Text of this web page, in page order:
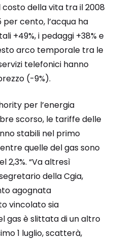
della vita tra il 2008
per cento, l’acqua ha
+49%, i pedaggi +38% e
arco temporale tra le
telefonici hanno
(-9%).
per l’energia
scorso, le tariffe delle
stabili nel primo
quelle del gas sono
2,3%. “Va altresì
della Cgia,
agognata
vincolato sia
gas è slittata di un altro
1 luglio, scatterà,